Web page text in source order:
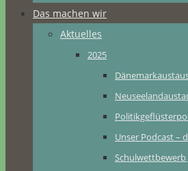
Das machen wir
Aktuelles
2025
Unser Podcast –